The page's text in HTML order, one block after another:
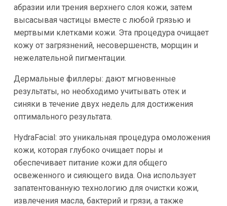
абразии или трения верхнего слоя кожи, затем
высасывая частицы вместе с любой грязью и
мертвыми клетками кожи. Эта процедура очищает
кожу от загрязнений, несовершенств, морщин и
нежелательной пигментации.
Дермальные филлеры: дают мгновенные
результаты, но необходимо учитывать отек и
синяки в течение двух недель для достижения
оптимального результата.
HydraFacial: это уникальная процедура омоложения
кожи, которая глубоко очищает поры и
обеспечивает питание кожи для общего
освеженного и сияющего вида. Она использует
запатентованную технологию для очистки кожи,
извлечения масла, бактерий и грязи, а также